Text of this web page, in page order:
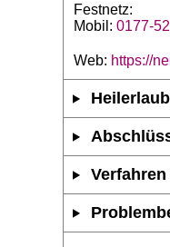
Festnetz:
Mobil: 0177-
Web: https://